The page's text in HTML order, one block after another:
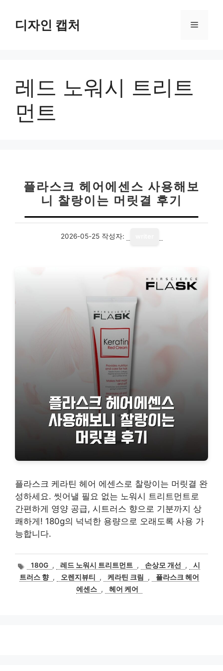
디자인 캡처 메
레드 노워시 트리트
먼트
플라스크 헤어에센스 사용해보
니 찰랑이는 머릿결 후기
2026-05-25 작성자:
플라스크 케라틴 헤어 에센스로 찰랑이는 머릿결 완
성하세요. 씻어낼 필요 없는 노워시 트리트먼트로
간편하게 영양 공급, 시트러스 향으로 기분까지 상
쾌하게! 180g의 넉넉한 용량으로 오래도록 사용 가
능합니다.
태
그
180G , 레드 노워시 트리트먼트 , 손상모 개선 ,
시
트러스 향 , 오렌지뷰티 , 케라틴 크림 ,
플라스크 헤어
에센스 , 헤어 케어